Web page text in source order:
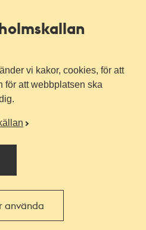
vi kakor, cookies, för att
för att webbplatsen ska
använda